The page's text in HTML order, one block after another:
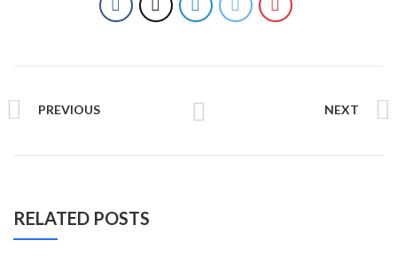
PREVIOUS NEXT
RELATED POSTS